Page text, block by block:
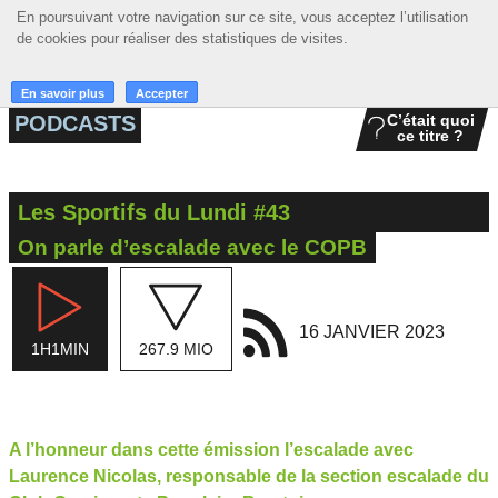
En poursuivant votre navigation sur ce site, vous acceptez l’utilisation
de cookies pour réaliser des statistiques de visites.
En savoir plus Accepter
En poursuivant votre navigation sur ce site, vous acceptez l’utilisation
de cookies pour réaliser des statistiques de visites.
En savoir plus Accepter
☰ MENU
ACCUEIL
ACTIONS
PODCASTS
C’était quoi
ce titre ?
Les Sportifs du Lundi #43
On parle d’escalade avec le COPB
1H1MIN 267.9 MIO
16 JANVIER 2023
A l’honneur dans cette émission l’escalade avec
Laurence Nicolas, responsable de la section escalade du